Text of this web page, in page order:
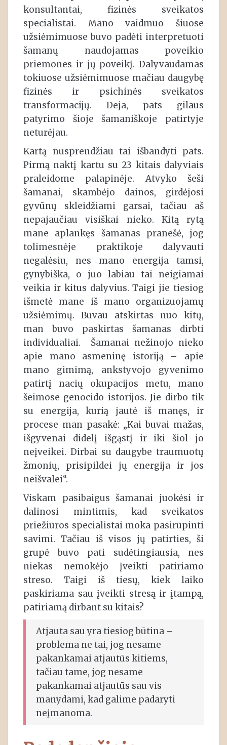
konsultantai, fizinės sveikatos
specialistai. Mano vaidmuo šiuose
užsiėmimuose buvo padėti interpretuoti
šamanų naudojamas poveikio
priemones ir jų poveikį. Dalyvaudamas
tokiuose užsiėmimuose mačiau daugybę
fizinės ir psichinės sveikatos
transformacijų. Deja, pats gilaus
patyrimo šioje šamaniškoje patirtyje
neturėjau.
Kartą nusprendžiau tai išbandyti pats.
Pirmą naktį kartu su 23 kitais dalyviais
praleidome palapinėje. Atvyko šeši
šamanai, skambėjo dainos, girdėjosi
gyvūnų skleidžiami garsai, tačiau aš
nepajaučiau visiškai nieko. Kitą rytą
mane aplankęs šamanas pranešė, jog
tolimesnėje praktikoje dalyvauti
negalėsiu, nes mano energija tamsi,
gynybiška, o juo labiau tai neigiamai
veikia ir kitus dalyvius. Taigi jie tiesiog
išmetė mane iš mano organizuojamų
užsiėmimų. Buvau atskirtas nuo kitų,
man buvo paskirtas šamanas dirbti
individualiai. Šamanai nežinojo nieko
apie mano asmeninę istoriją – apie
mano gimimą, ankstyvojo gyvenimo
patirtį nacių okupacijos metu, mano
šeimose genocido istorijos. Jie dirbo tik
su energija, kurią jautė iš manęs, ir
procese man pasakė: „Kai buvai mažas,
išgyvenai didelį išgąstį ir iki šiol jo
neįveikei. Dirbai su daugybe traumuotų
žmonių, prisipildei jų energija ir jos
neišvalei“.
Viskam pasibaigus šamanai juokėsi ir
dalinosi mintimis, kad sveikatos
priežiūros specialistai moka pasirūpinti
savimi. Tačiau iš visos jų patirties, ši
grupė buvo pati sudėtingiausia, nes
niekas nemokėjo įveikti patiriamo
streso. Taigi iš tiesų, kiek laiko
paskiriama sau įveikti stresą ir įtampą,
patiriamą dirbant su kitais?
Atjauta sau yra tiesiog būtina –
problema ne tai, jog nesame
pakankamai atjautūs kitiems,
tačiau tame, jog nesame
pakankamai atjautūs sau vis
manydami, kad galime padaryti
neįmanoma.